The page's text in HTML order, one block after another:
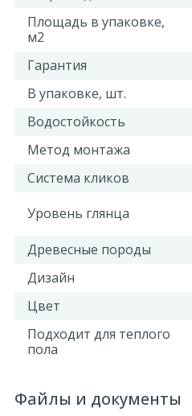
Площадь в упаковке,
м2
Гарантия
В упаковке, шт.
Водостойкость
Метод монтажа
Система кликов
Уровень глянца
Древесные породы
Дизайн
Цвет
Подходит для теплого
пола
Файлы и документы